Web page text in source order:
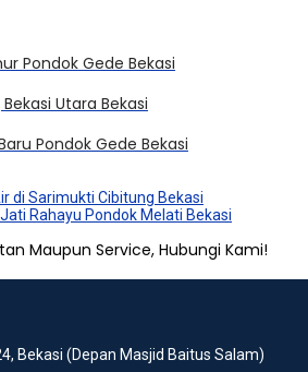
Pondok Gede Bekasi
Utara Bekasi
Pondok Gede Bekasi
di Sarimukti Cibitung Bekasi
Rahayu Pondok Melati Bekasi
Maupun Service, Hubungi Kami!
Bekasi (Depan Masjid Baitus Salam)